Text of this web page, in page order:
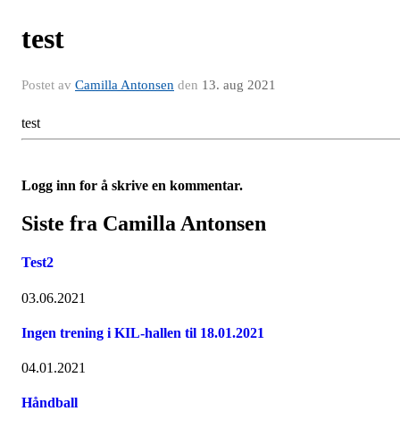
test
Postet av Camilla Antonsen den 13. aug 2021
test
Logg inn for å skrive en kommentar.
Siste fra Camilla Antonsen
Test2
03.06.2021
Ingen trening i KIL-hallen til 18.01.2021
04.01.2021
Håndball